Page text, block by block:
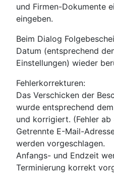
und Firmen-Dokumente
eingeben.
Beim Dialog
Datum (entsprechend
Einstellungen) wieder
Fehlerkorrekturen:
Das Verschicken der
wurde entsprechend
und korrigiert. (Fehler ab
Getrennte E-Mail-
werden vorgeschlagen.
Anfangs- und Endzeit
Terminierung korrekt